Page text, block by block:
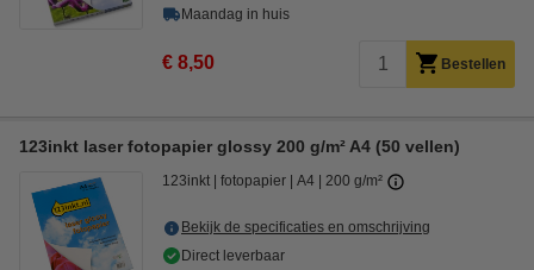
Maandag in huis
€ 8,50 Bestellen
123inkt laser fotopapier glossy 200 g/m² A4 (50 vellen)
123inkt fotopapier A4 200 g/m²
Bekijk de specificaties en omschrijving
Direct leverbaar